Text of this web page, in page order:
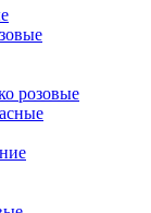
розовые